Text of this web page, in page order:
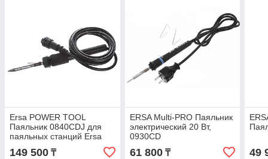
Ersa POWER TOOL
Паяльник 0840CDJ для
паяльных станций Ersa
149 500 ₸
ERSA Multi-PRO Паяльник
электрический 20 Вт,
0930CD
61 800₸ 49